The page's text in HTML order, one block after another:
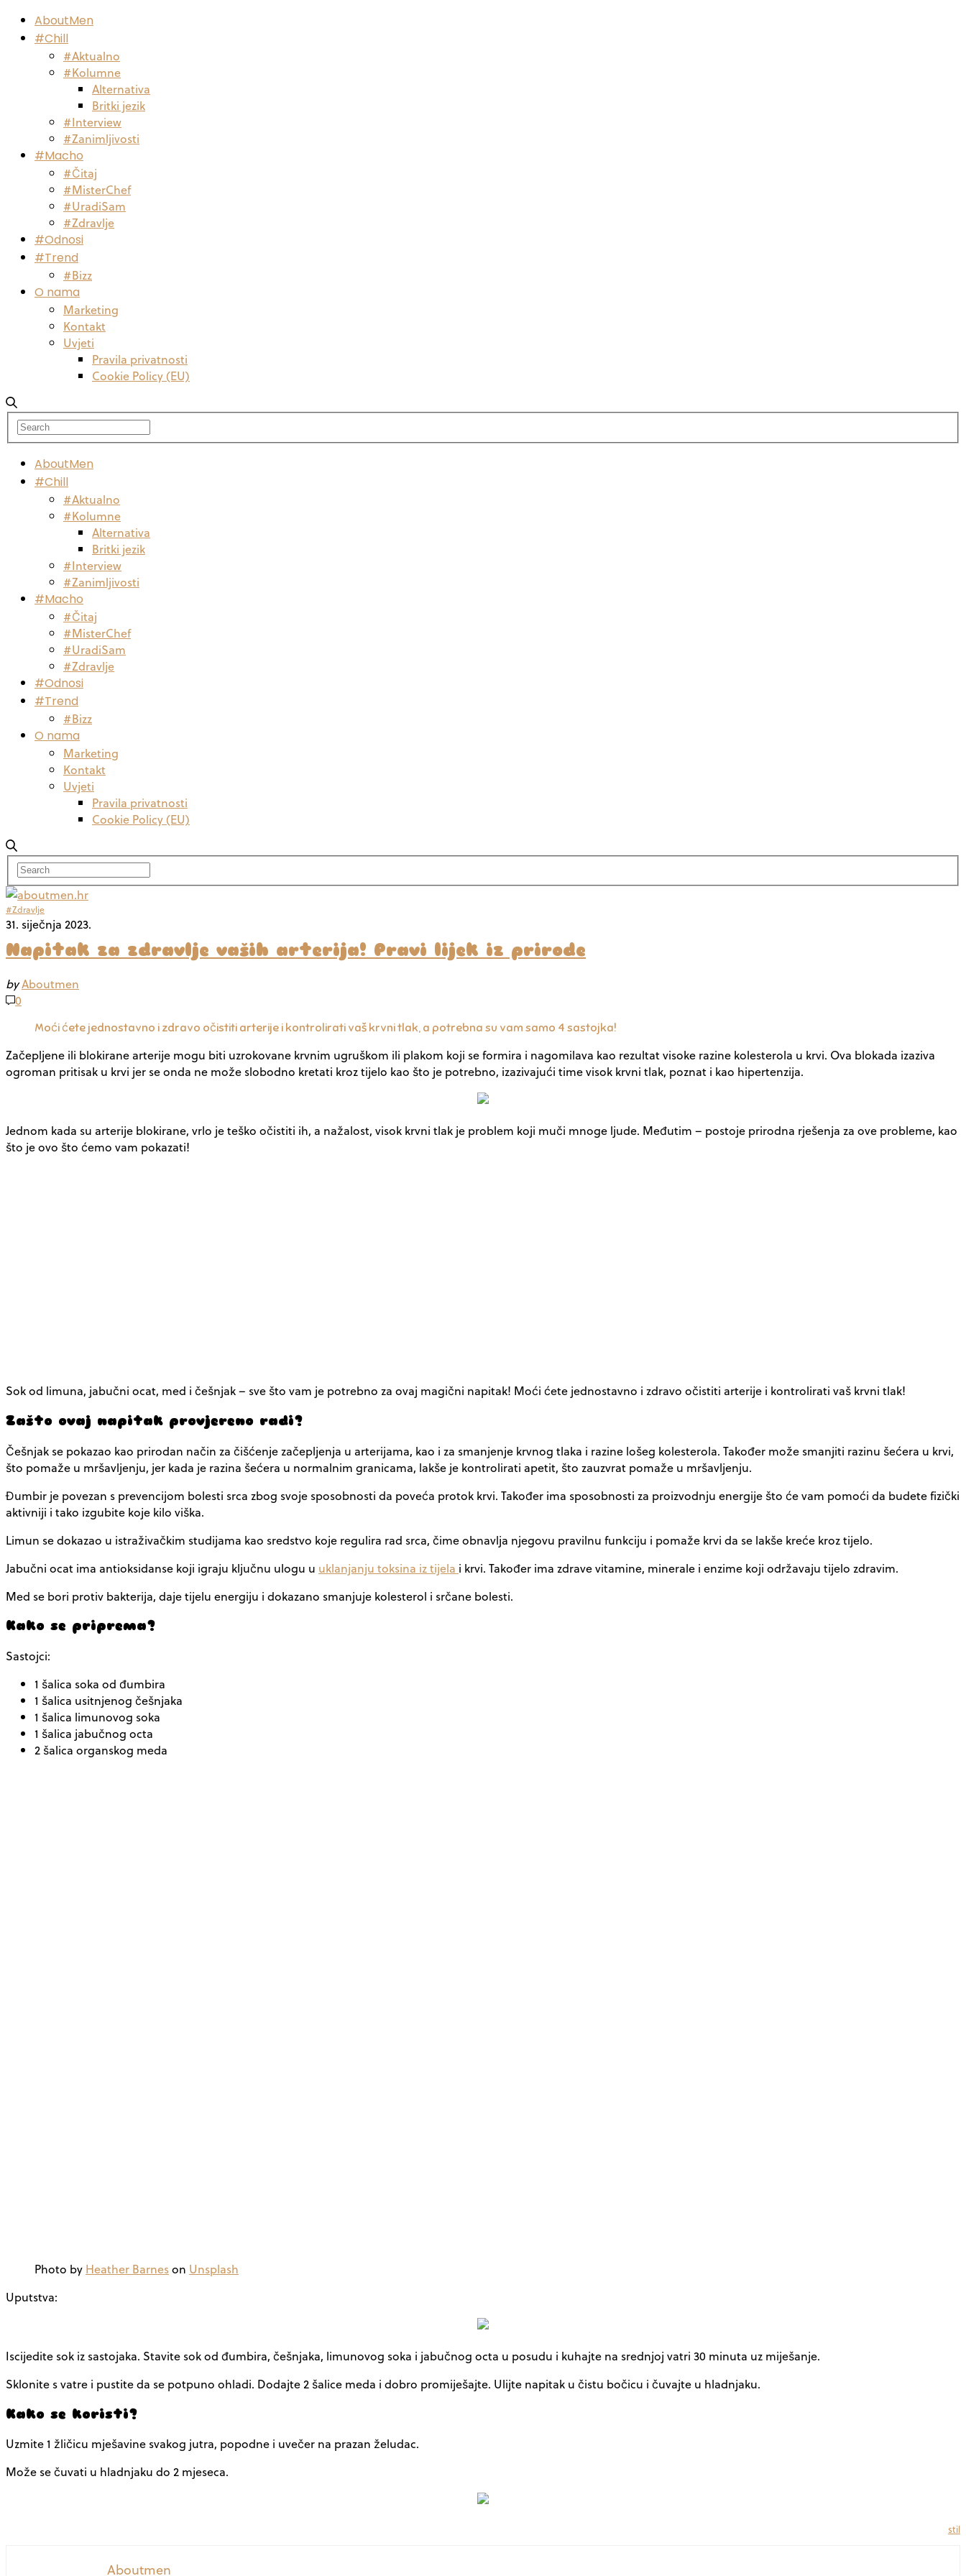
AboutMen
#Chill
#Aktualno
#Kolumne
Alternativa
Britki jezik
#Interview
#Zanimljivosti
#Macho
#Čitaj
#MisterChef
#UradiSam
#Zdravlje
#Odnosi
#Trend
#Bizz
O nama
Marketing
Kontakt
Uvjeti
Pravila privatnosti
Cookie Policy (EU)
AboutMen
#Chill
#Aktualno
#Kolumne
Alternativa
Britki jezik
#Interview
#Zanimljivosti
#Macho
#Čitaj
#MisterChef
#UradiSam
#Zdravlje
#Odnosi
#Trend
#Bizz
O nama
Marketing
Kontakt
Uvjeti
Pravila privatnosti
Cookie Policy (EU)
#Zdravlje
31. siječnja 2023.
Napitak za zdravlje vaših arterija! Pravi lijek iz prirode
byAboutmen
0
Moći ćete jednostavno i zdravo očistiti arterije i kontrolirati vaš krvni tlak, a potrebna su vam samo 4 sastojka!
Začepljene ili blokirane arterije mogu biti uzrokovane krvnim ugruškom ili plakom koji se formira i nagomilava kao rezultat visoke razine kolesterola u krvi. Ova blokada izaziva
ogroman pritisak u krvi jer se onda ne može slobodno kretati kroz tijelo kao što je potrebno, izazivajući time visok krvni tlak, poznat i kao hipertenzija.
Jednom kada su arterije blokirane, vrlo je teško očistiti ih, a nažalost, visok krvni tlak je problem koji muči mnoge ljude. Međutim – postoje prirodna rješenja za ove probleme, kao
što je ovo što ćemo vam pokazati!
Sok od limuna, jabučni ocat, med i češnjak – sve što vam je potrebno za ovaj magični napitak! Moći ćete jednostavno i zdravo očistiti arterije i kontrolirati vaš krvni tlak!
Zašto ovaj napitak provjereno radi?
Češnjak se pokazao kao prirodan način za čišćenje začepljenja u arterijama, kao i za smanjenje krvnog tlaka i razine lošeg kolesterola. Također može smanjiti razinu šećera u krvi,
što pomaže u mršavljenju, jer kada je razina šećera u normalnim granicama, lakše je kontrolirati apetit, što zauzvrat pomaže u mršavljenju.
Đumbir je povezan s prevencijom bolesti srca zbog svoje sposobnosti da poveća protok krvi. Također ima sposobnosti za proizvodnju energije što će vam pomoći da budete fizički
aktivniji i tako izgubite koje kilo viška.
Limun se dokazao u istraživačkim studijama kao sredstvo koje regulira rad srca, čime obnavlja njegovu pravilnu funkciju i pomaže krvi da se lakše kreće kroz tijelo.
Jabučni ocat ima antioksidanse koji igraju ključnu ulogu u uklanjanju toksina iz tijela i krvi. Također ima zdrave vitamine, minerale i enzime koji održavaju tijelo zdravim.
Med se bori protiv bakterija, daje tijelu energiju i dokazano smanjuje kolesterol i srčane bolesti.
Kako se priprema?
Sastojci:
1 šalica soka od đumbira
1 šalica usitnjenog češnjaka
1 šalica limunovog soka
1 šalica jabučnog octa
2 šalica organskog meda
Photo by Heather Barneson Unsplash
Uputstva:
Iscijedite sok iz sastojaka. Stavite sok od đumbira, češnjaka, limunovog soka i jabučnog octa u posudu i kuhajte na srednjoj vatri 30 minuta uz miješanje.
Sklonite s vatre i pustite da se potpuno ohladi. Dodajte 2 šalice meda i dobro promiješajte. Ulijte napitak u čistu bočicu i čuvajte u hladnjaku.
Kako se koristi?
Uzmite 1 žličicu mješavine svakog jutra, popodne i uvečer na prazan želudac.
Može se čuvati u hladnjaku do 2 mjeseca.
stil
Aboutmen